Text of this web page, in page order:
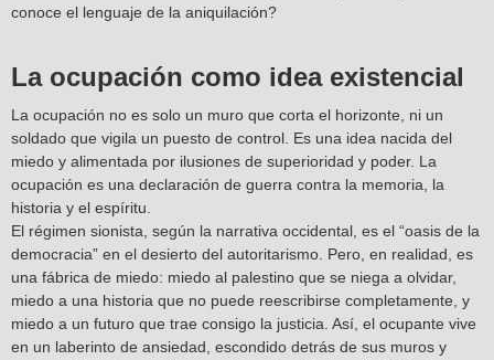
conoce el lenguaje de la aniquilación?
La ocupación como idea existencial
La ocupación no es solo un muro que corta el horizonte, ni un
soldado que vigila un puesto de control. Es una idea nacida del
miedo y alimentada por ilusiones de superioridad y poder. La
ocupación es una declaración de guerra contra la memoria, la
historia y el espíritu.
El régimen sionista, según la narrativa occidental, es el “oasis de la
democracia” en el desierto del autoritarismo. Pero, en realidad, es
una fábrica de miedo: miedo al palestino que se niega a olvidar,
miedo a una historia que no puede reescribirse completamente, y
miedo a un futuro que trae consigo la justicia. Así, el ocupante vive
en un laberinto de ansiedad, escondido detrás de sus muros y